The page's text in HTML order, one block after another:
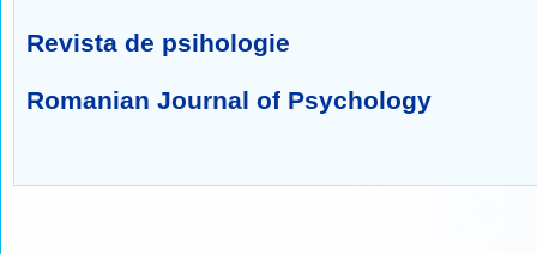
Revista de psihologie
Romanian Journal of Psychology